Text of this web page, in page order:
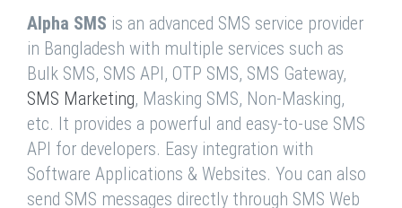
Alpha SMS is an advanced SMS service provider
in Bangladesh with multiple services such as
Bulk SMS, SMS API, OTP SMS, SMS Gateway,
SMS Marketing, Masking SMS, Non-Masking,
etc. It provides a powerful and easy-to-use SMS
API for developers. Easy integration with
Software Applications & Websites. You can also
send SMS messages directly through SMS Web